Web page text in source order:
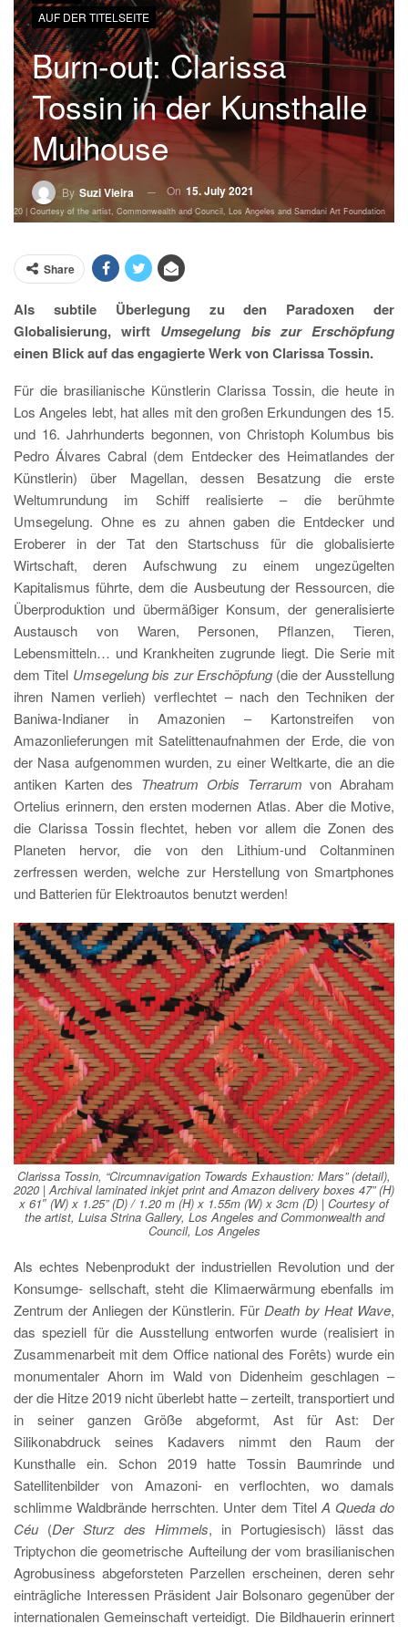
AUF DER TITELSEITE
Burn-out: Clarissa
Tossin in der Kunsthalle
Mulhouse
By Suzi Vieira On 15. July 2021
| Courtesy of the artist, Commonwealth and Council, Los Angeles and Samdani Art Foundation
Share
Als subtile Überlegung zu den Paradoxen der
Globalisierung, wirft Umsegelung bis zur Erschöpfung
einen Blick auf das engagierte Werk von Clarissa Tossin.
Für die brasilianische Künstlerin Clarissa Tossin, die heute in
Los Angeles lebt, hat alles mit den großen Erkundungen des 15.
und 16. Jahrhunderts begonnen, von Christoph Kolumbus bis
Pedro Álvares Cabral (dem Entdecker des Heimatlandes der
Künstlerin) über Magellan, dessen Besatzung die erste
Weltumrundung im Schiff realisierte – die berühmte
Umsegelung. Ohne es zu ahnen gaben die Entdecker und
Eroberer in der Tat den Startschuss für die globalisierte
Wirtschaft, deren Aufschwung zu einem ungezügelten
Kapitalismus führte, dem die Ausbeutung der Ressourcen, die
Überproduktion und übermäßiger Konsum, der generalisierte
Austausch von Waren, Personen, Pflanzen, Tieren,
Lebensmitteln… und Krankheiten zugrunde liegt. Die Serie mit
dem Titel Umsegelung bis zur Erschöpfung(die der Ausstellung
ihren Namen verlieh) verflechtet – nach den Techniken der
Baniwa-Indianer in Amazonien – Kartonstreifen von
Amazonlieferungen mit Satelittenaufnahmen der Erde, die von
der Nasa aufgenommen wurden, zu einer Weltkarte, die an die
antiken Karten des Theatrum Orbis Terrarum von Abraham
Ortelius erinnern, den ersten modernen Atlas. Aber die Motive,
die Clarissa Tossin flechtet, heben vor allem die Zonen des
Planeten hervor, die von den Lithium-und Coltanminen
zerfressen werden, welche zur Herstellung von Smartphones
und Batterien für Elektroautos benutzt werden!
Clarissa Tossin, “Circumnavigation Towards Exhaustion: Mars” (detail),
2020 | Archival laminated inkjet print and Amazon delivery boxes 47” (H)
x 61″ (W) x 1.25” (D) / 1.20 m (H) x 1.55m (W) x 3cm (D) | Courtesy of
the artist, Luisa Strina Gallery, Los Angeles and Commonwealth and
Council, Los Angeles
Als echtes Nebenprodukt der industriellen Revolution und der
Konsumge- sellschaft, steht die Klimaerwärmung ebenfalls im
Zentrum der Anliegen der Künstlerin. FürDeath by Heat Wave,
das speziell für die Ausstellung entworfen wurde (realisiert in
Zusammenarbeit mit dem Office national des Forêts) wurde ein
monumentaler Ahorn im Wald von Didenheim geschlagen –
der die Hitze 2019 nicht überlebt hatte – zerteilt, transportiert und
in seiner ganzen Größe abgeformt, Ast für Ast: Der
Silikonabdruck seines Kadavers nimmt den Raum der
Kunsthalle ein. Schon 2019 hatte Tossin Baumrinde und
Satellitenbilder von Amazoni- en verflochten, wo damals
schlimme Waldbrände herrschten. Unter dem TitelA Queda do
Céu (Der Sturz des Himmels, in Portugiesisch) lässt das
Triptychon die geometrische Aufteilung der vom brasilianischen
Agrobusiness abgeforsteten Parzellen erscheinen, deren sehr
einträgliche Interessen Präsident Jair Bolsonaro gegenüber der
internationalen Gemeinschaft verteidigt. Die Bildhauerin erinnert